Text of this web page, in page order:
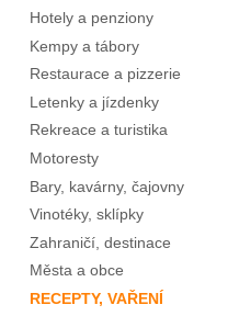
Hotely a penziony
Kempy a tábory
Restaurace a pizzerie
Letenky a jízdenky
Rekreace a turistika
Motoresty
Bary, kavárny, čajovny
Vinotéky, sklípky
Zahraničí, destinace
Města a obce
RECEPTY, VAŘENÍ